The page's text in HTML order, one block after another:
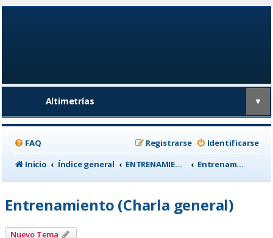
Altimetrías ▼
FAQ Identificarse
Registrarse
Inicio
Índice general ENTRENAMIENTO, medicina deportiva y nutrición Entrenamiento (Charla general)
Entrenamiento (Charla general)
Nuevo Tema